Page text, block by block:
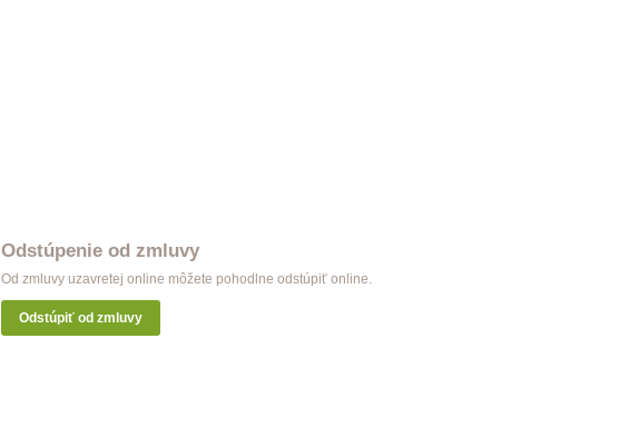
Odstúpenie od zmluvy
Od zmluvy uzavretej online môžete pohodlne odstúpiť online.
Odstúpiť od zmluvy